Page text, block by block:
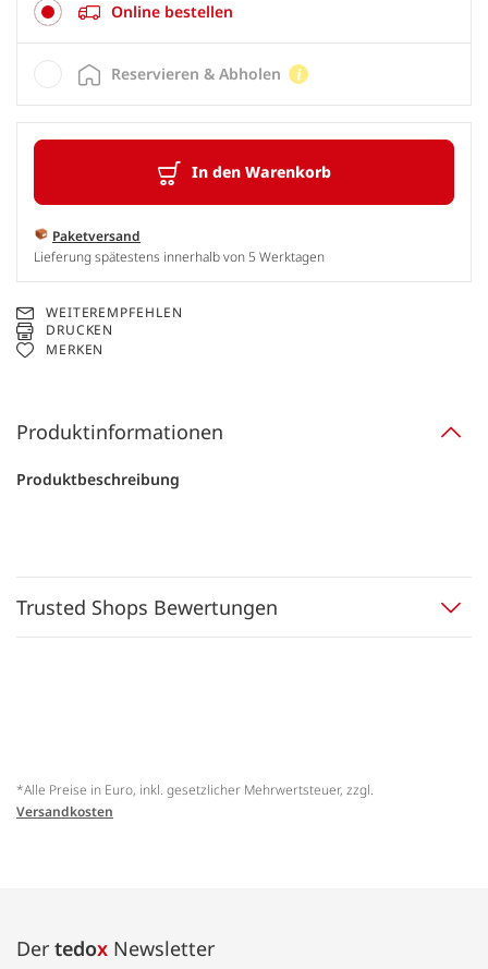
Online bestellen
In den Warenkorb
Paketversand
Lieferung spätestens innerhalb von 5 Werktagen
Reservieren & Abholen
WEITEREMPFEHLEN
DRUCKEN
MERKEN
Produktinformationen
Produktbeschreibung
Trusted Shops Bewertungen
*Alle Preise in Euro, inkl. gesetzlicher Mehrwertsteuer, zzgl.
Versandkosten
Der tedox Newsletter